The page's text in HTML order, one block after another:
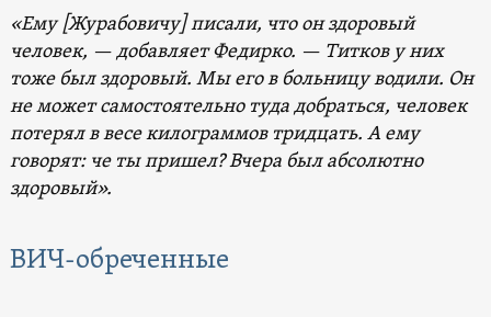
«Ему [Журабовичу] писали, что он здоровый
человек, — добавляет Федирко. — Титков у них
тоже был здоровый. Мы его в больницу водили. Он
не может самостоятельно туда добраться, человек
потерял в весе килограммов тридцать. А ему
говорят: че ты пришел? Вчера был абсолютно
здоровый».
ВИЧ-обреченные